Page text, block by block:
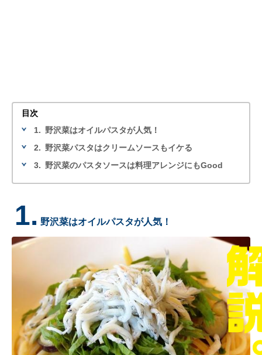
目次
1. 野沢菜はオイルパスタが人気！
2. 野沢菜パスタはクリームソースもイケる
3. 野沢菜のパスタソースは料理アレンジにもGood
1. 野沢菜はオイルパスタが人気！